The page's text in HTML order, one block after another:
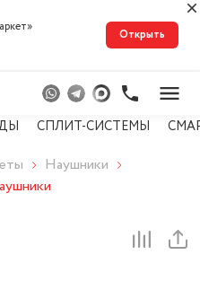
Открыть
СПЛИТ-СИСТЕМЫ
Наушники